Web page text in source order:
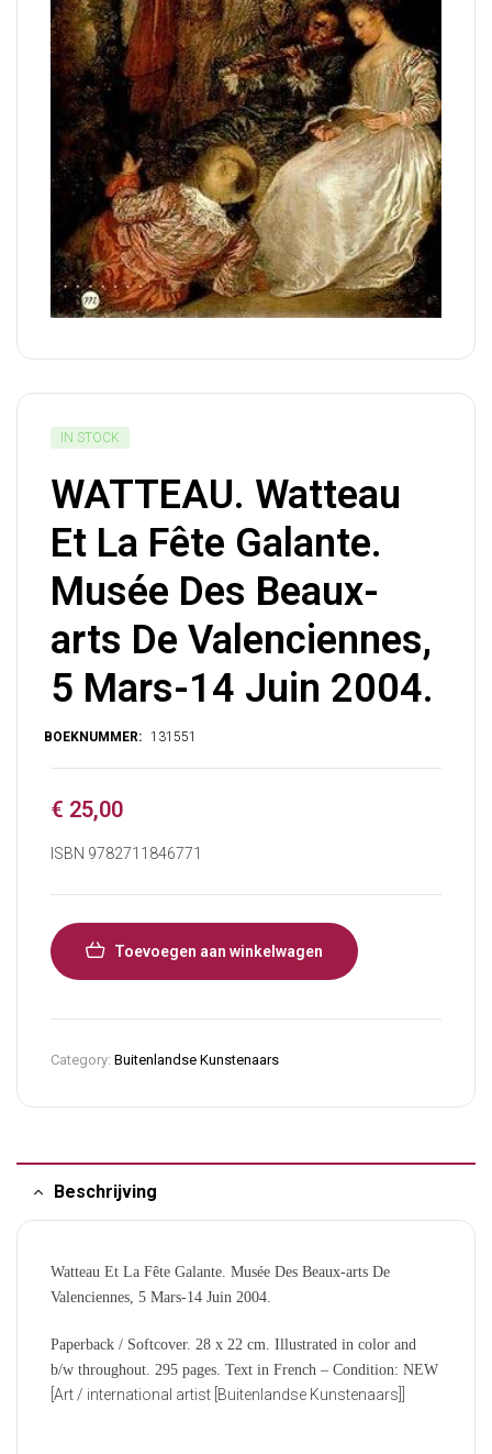
IN STOCK
WATTEAU. Watteau
Et La Fête Galante.
Musée Des Beaux-
arts De Valenciennes,
5 Mars-14 Juin 2004.
€ 25,00
ISBN 9782711846771
Toevoegen aan winkelwagen
Category: Buitenlandse Kunstenaars
Beschrijving
Watteau Et La Fête Galante. Musée Des Beaux-arts De
Valenciennes, 5 Mars-14 Juin 2004.
Paperback / Softcover. 28 x 22 cm. Illustrated in color and
b/w throughout. 295 pages. Text in French – Condition: NEW
[Art / international artist [Buitenlandse Kunstenaars]]